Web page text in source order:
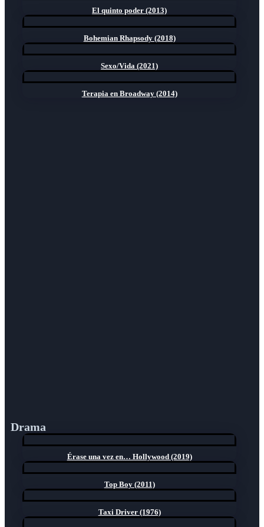
El quinto poder (2013)
Bohemian Rhapsody (2018)
Sexo/Vida (2021)
Terapia en Broadway (2014)
Drama
Érase una vez en… Hollywood (2019)
Top Boy (2011)
Taxi Driver (1976)